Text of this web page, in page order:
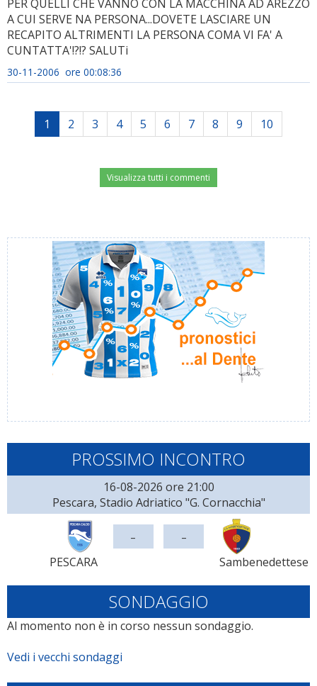
PER QUELLI CHE VANNO CON LA MACCHINA AD AREZZO
A CUI SERVE NA PERSONA...DOVETE LASCIARE UN
RECAPITO ALTRIMENTI LA PERSONA COMA VI FA' A
CUNTATTA'!?!? SALUTi
30-11-2006 ore 00:08:36
1 2 3 4 5 6 7 8 9 10
Visualizza tutti i commenti
PROSSIMO INCONTRO
16-08-2026 ore 21:00
Pescara, Stadio Adriatico "G. Cornacchia"
PESCARA
- -
Sambenedettese
SONDAGGIO
Al momento non è in corso nessun sondaggio.
Vedi i vecchi sondaggi